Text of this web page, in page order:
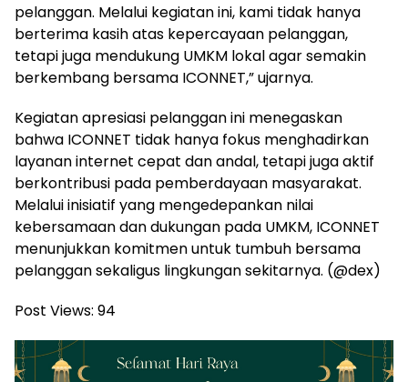
pelanggan. Melalui kegiatan ini, kami tidak hanya
berterima kasih atas kepercayaan pelanggan,
tetapi juga mendukung UMKM lokal agar semakin
berkembang bersama ICONNET,” ujarnya.
Kegiatan apresiasi pelanggan ini menegaskan
bahwa ICONNET tidak hanya fokus menghadirkan
layanan internet cepat dan andal, tetapi juga aktif
berkontribusi pada pemberdayaan masyarakat.
Melalui inisiatif yang mengedepankan nilai
kebersamaan dan dukungan pada UMKM, ICONNET
menunjukkan komitmen untuk tumbuh bersama
pelanggan sekaligus lingkungan sekitarnya. (@dex)
Post Views: 94